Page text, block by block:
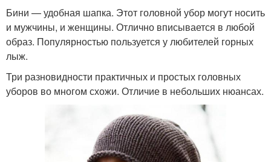
Бини — удобная шапка. Этот головной убор могут носить
и мужчины, и женщины. Отлично вписывается в любой
образ. Популярностью пользуется у любителей горных
лыж.
Три разновидности практичных и простых головных
уборов во многом схожи. Отличие в небольших нюансах.